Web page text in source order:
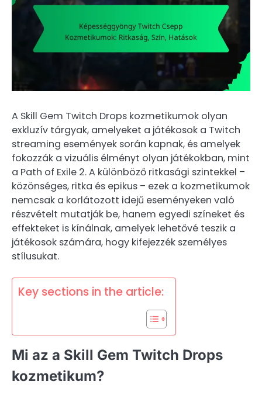
A Skill Gem Twitch Drops kozmetikumok olyan
exkluzív tárgyak, amelyeket a játékosok a Twitch
streaming események során kapnak, és amelyek
fokozzák a vizuális élményt olyan játékokban, mint
a Path of Exile 2. A különböző ritkasági szintekkel –
közönséges, ritka és epikus – ezek a kozmetikumok
nemcsak a korlátozott idejű eseményeken való
részvételt mutatják be, hanem egyedi színeket és
effekteket is kínálnak, amelyek lehetővé teszik a
játékosok számára, hogy kifejezzék személyes
stílusukat.
Key sections in the article:
Mi az a Skill Gem Twitch Drops
kozmetikum?